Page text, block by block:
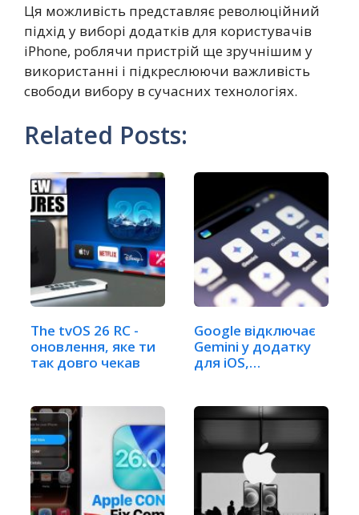
Ця можливість представляє революційний
підхід у виборі додатків для користувачів
iPhone, роблячи пристрій ще зручнішим у
використанні і підкреслюючи важливість
свободи вибору в сучасних технологіях.
Related Posts:
The tvOS 26 RC -
оновлення, яке ти
так довго чекав
Google відключає
Gemini у додатку
для iOS,